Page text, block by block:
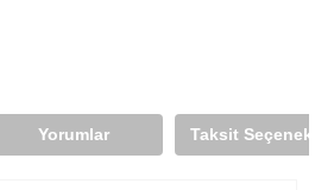
Yorumlar Taksit